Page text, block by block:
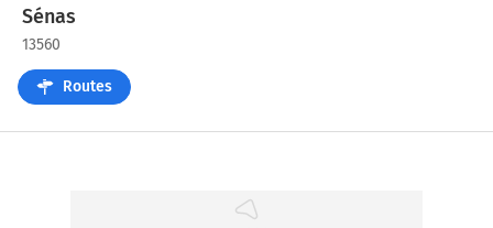
Sénas
13560
Routes